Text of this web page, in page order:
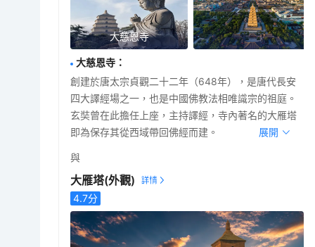
大慈恩寺
大慈恩寺 ：
創建於唐太宗貞觀二十二年（648年），是唐代長安
四大譯經場之一，也是中國佛教法相唯識宗的祖庭。
玄奘曾在此擔任上座，主持譯經，寺內著名的大雁塔
即為保存其從西域帶回佛經而建。
展開
與
大雁塔(外觀)
4.7分